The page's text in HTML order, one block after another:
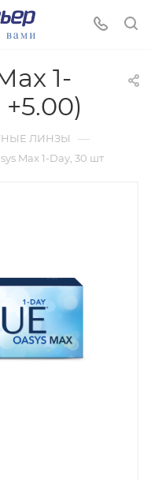
1-
ЛИНЗЫ —
Max 1-Day, 30 шт